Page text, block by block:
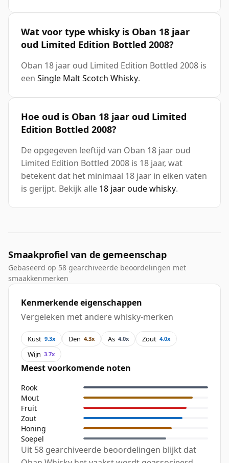
Wat voor type whisky is Oban 18 jaar
oud Limited Edition Bottled 2008?
Oban 18 jaar oud Limited Edition Bottled 2008 is
een Single Malt Scotch Whisky.
Hoe oud is Oban 18 jaar oud Limited
Edition Bottled 2008?
De opgegeven leeftijd van Oban 18 jaar oud
Limited Edition Bottled 2008 is 18 jaar, wat
betekent dat het minimaal 18 jaar in eiken vaten
is gerijpt. Bekijk alle 18 jaar oude whisky.
Smaakprofiel van de gemeenschap
Gebaseerd op 58 gearchiveerde beoordelingen met
smaakkenmerken
Kenmerkende eigenschappen
Vergeleken met andere whisky-merken
Kust 9.3x Den 4.3x As 4.0x Zout 4.0x
Wijn 3.7x
Meest voorkomende noten
Rook
Mout
Fruit
Zout
Honing
Soepel
Uit 58 gearchiveerde beoordelingen blijkt dat